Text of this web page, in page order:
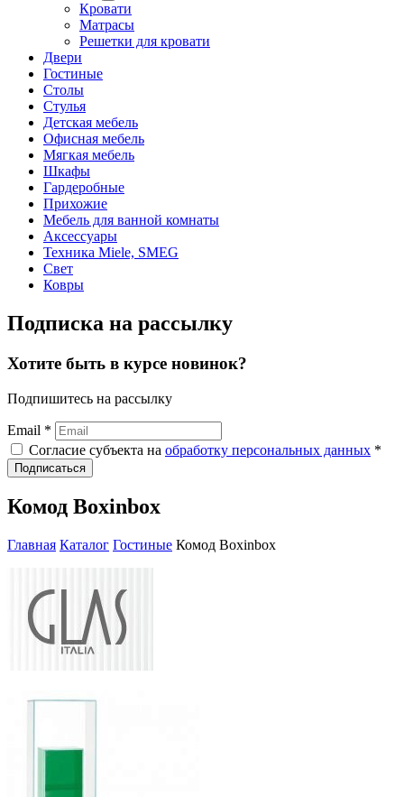
Кровати
Матрасы
Решетки для кровати
Двери
Гостиные
Столы
Стулья
Детская мебель
Офисная мебель
Мягкая мебель
Шкафы
Гардеробные
Прихожие
Мебель для ванной комнаты
Аксессуары
Техника Miele, SMEG
Свет
Ковры
Подписка на рассылку
Хотите быть в курсе новинок?
Подпишитесь на рассылку
Email *
Согласие субъекта на обработку персональных данных *
Подписаться
Комод Boxinbox
Главная Каталог Гостиные Комод Boxinbox